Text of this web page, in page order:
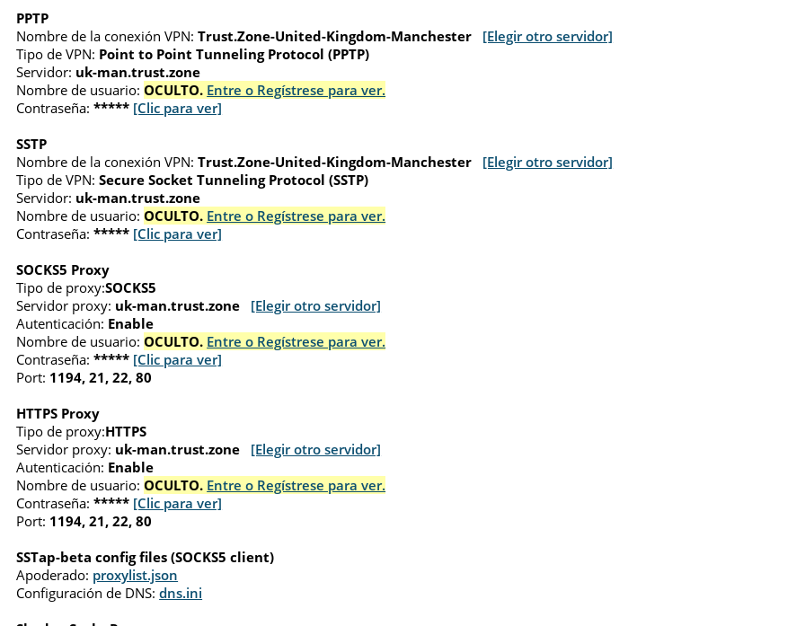
PPTP
Nombre de la conexión VPN: Trust.Zone-United-Kingdom-Manchester
[Elegir otro servidor]
Tipo de VPN: Point to Point Tunneling Protocol (PPTP)
Servidor: uk-man.trust.zone
Nombre de usuario: OCULTO. Entre o Regístrese para ver.
Contraseña: ***** [Clic para ver]
SSTP
Nombre de la conexión VPN: Trust.Zone-United-Kingdom-Manchester
[Elegir otro servidor]
Tipo de VPN: Secure Socket Tunneling Protocol (SSTP)
Servidor: uk-man.trust.zone
Nombre de usuario: OCULTO. Entre o Regístrese para ver.
Contraseña: ***** [Clic para ver]
SOCKS5 Proxy
Tipo de proxy:SOCKS5
Servidor proxy: uk-man.trust.zone
[Elegir otro servidor]
Autenticación: Enable
Nombre de usuario: OCULTO. Entre o Regístrese para ver.
Contraseña: ***** [Clic para ver]
Port: 1194, 21, 22, 80
HTTPS Proxy
Tipo de proxy:HTTPS
Servidor proxy: uk-man.trust.zone
[Elegir otro servidor]
Autenticación: Enable
Nombre de usuario: OCULTO. Entre o Regístrese para ver.
Contraseña: ***** [Clic para ver]
Port: 1194, 21, 22, 80
SSTap-beta config files (SOCKS5 client)
Apoderado: proxylist.json
Configuración de DNS: dns.ini